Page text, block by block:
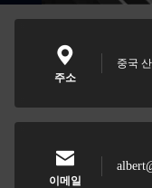
주소
중국
이메일